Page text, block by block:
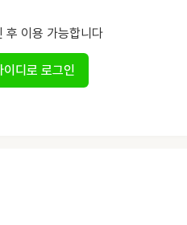
후 이용 가능합니다
이디로 로그인